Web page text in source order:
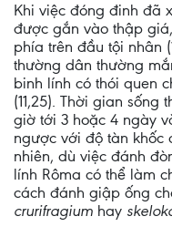
Khi việc đóng đinh đã
được gắn vào thập
phía trên đầu tội nhân
thường dân thường
binh lính có thói quen
(11,25). Thời gian
giờ tới 3 hoặc 4 ngày
ngược với độ tàn khốc
nhiên, dù việc đánh
lính Rôma có thể làm
cách đánh giập ống
crurifragium hay